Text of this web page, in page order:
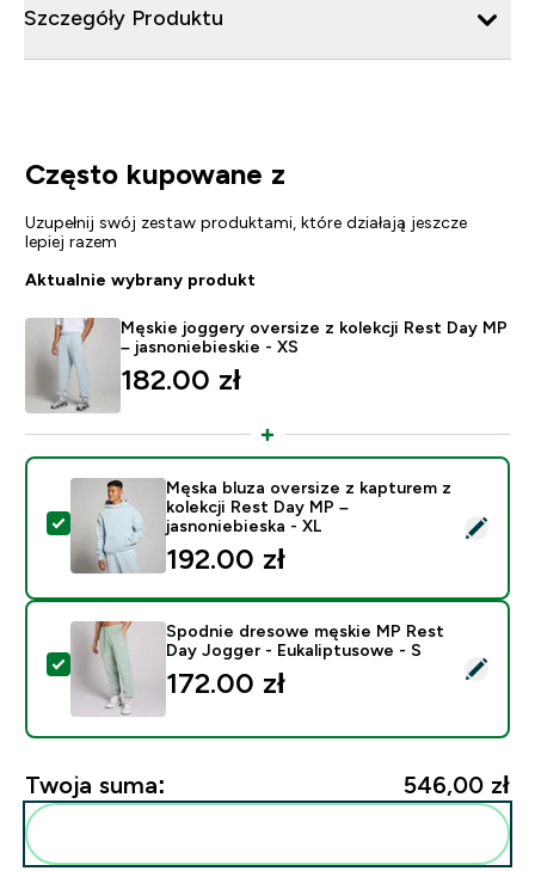
Szczegóły Produktu
Często kupowane z
Uzupełnij swój zestaw produktami, które działają jeszcze
lepiej razem
Aktualnie wybrany produkt
Męskie joggery oversize z kolekcji Rest Day MP
– jasnoniebieskie - XS
182.00 zł‎
Wybierz ten produkt - Męska bluza oversize z
Męska bluza oversize z kapturem z
kolekcji Rest Day MP –
jasnoniebieska - XL
192.00 zł‎
Wybierz ten produkt - Spodnie dresowe męskie MP
Spodnie dresowe męskie MP Rest
Day Jogger - Eukaliptusowe - S
172.00 zł‎
Twoja suma: 546,00 zł‎